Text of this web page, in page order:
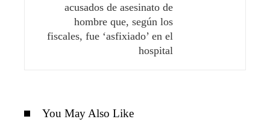
acusados ​​​​de asesinato de
hombre que, según los
fiscales, fue ‘asfixiado’ en el
hospital
You May Also Like